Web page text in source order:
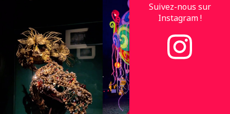
Suivez-nous sur
Instagram !